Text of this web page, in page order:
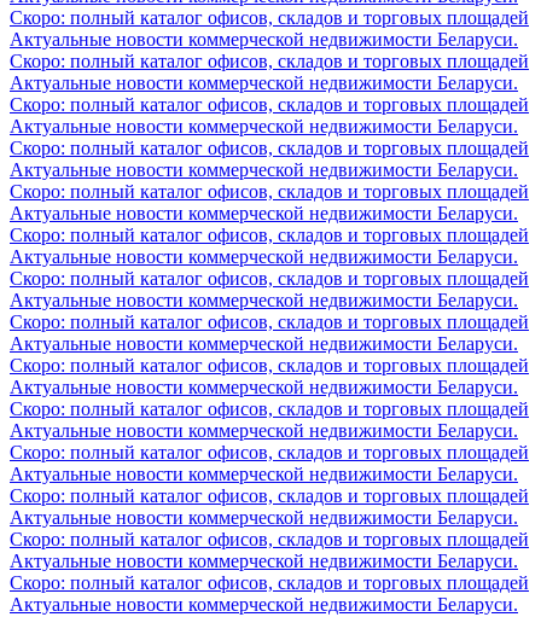
Скоро: полный каталог офисов, складов и торговых площадей
Актуальные новости коммерческой недвижимости Беларуси.
Скоро: полный каталог офисов, складов и торговых площадей
Актуальные новости коммерческой недвижимости Беларуси.
Скоро: полный каталог офисов, складов и торговых площадей
Актуальные новости коммерческой недвижимости Беларуси.
Скоро: полный каталог офисов, складов и торговых площадей
Актуальные новости коммерческой недвижимости Беларуси.
Скоро: полный каталог офисов, складов и торговых площадей
Актуальные новости коммерческой недвижимости Беларуси.
Скоро: полный каталог офисов, складов и торговых площадей
Актуальные новости коммерческой недвижимости Беларуси.
Скоро: полный каталог офисов, складов и торговых площадей
Актуальные новости коммерческой недвижимости Беларуси.
Скоро: полный каталог офисов, складов и торговых площадей
Актуальные новости коммерческой недвижимости Беларуси.
Скоро: полный каталог офисов, складов и торговых площадей
Актуальные новости коммерческой недвижимости Беларуси.
Скоро: полный каталог офисов, складов и торговых площадей
Актуальные новости коммерческой недвижимости Беларуси.
Скоро: полный каталог офисов, складов и торговых площадей
Актуальные новости коммерческой недвижимости Беларуси.
Скоро: полный каталог офисов, складов и торговых площадей
Актуальные новости коммерческой недвижимости Беларуси.
Скоро: полный каталог офисов, складов и торговых площадей
Актуальные новости коммерческой недвижимости Беларуси.
Скоро: полный каталог офисов, складов и торговых площадей
Актуальные новости коммерческой недвижимости Беларуси.